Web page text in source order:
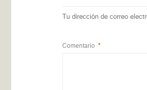
Tu dirección de correo
Comentario *